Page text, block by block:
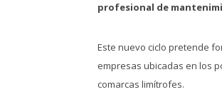
profesional de m
Este nuevo ciclo pretende
empresas ubicadas en los
comarcas limítrofes.